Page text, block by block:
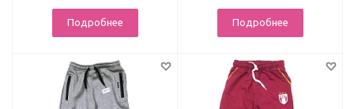
Подробнее Подробнее